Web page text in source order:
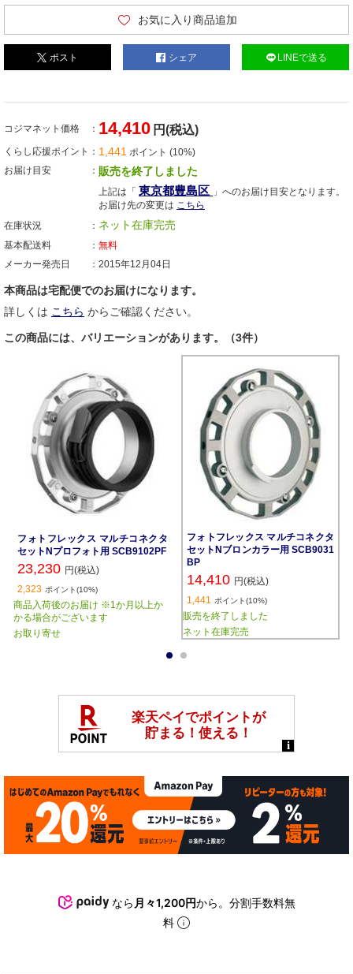
お気に入り商品追加
ポスト シェア LINEで送る
コジマネット価格 14,410 円(税込)
くらし応援ポイント 1,441 ポイント (10%)
お届け目安
販売を終了しました
上記は「 東京都豊島区 」へのお届け目安となります。
お届け先の変更は こちら
在庫状況
ネット在庫完売
基本配送料
無料
メーカー発売日
2015年12月04日
本商品は宅配便でのお届けになります。
詳しくは こちら からご確認ください。
この商品には、バリエーションがあります。（3件）
フォトフレックス マルチコネクタ
セットNプロフォト用 SCB9102PF
23,230 円(税込)
2,323 ポイント(10%)
商品入荷後のお届け ※1か月以上か
かる場合がございます
お取り寄せ
フォトフレックス マルチコネクタ
セットNブロンカラー用 SCB9031
BP
14,410 円(税込)
1,441 ポイント(10%)
販売を終了しました
ネット在庫完売
なら 月々1,200円から。分割手数料無
料